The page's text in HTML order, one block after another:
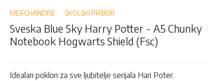
the
gallery
beginning
the
images
MERCHANDISE ŠKOLSKI PRIBOR
Sveska Blue Sky Harry Potter - A5 Chunky
Notebook Hogwarts Shield (Fsc)
Idealan poklon za sve ljubitelje serijala Hari Poter.